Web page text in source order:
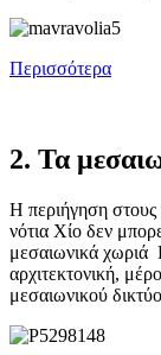
Περισσότερα
2. Τα
Η περιήγηση στους
νότια Χίο δεν
μεσαιωνικά χωριά
αρχιτεκτονική,
μεσαιωνικού